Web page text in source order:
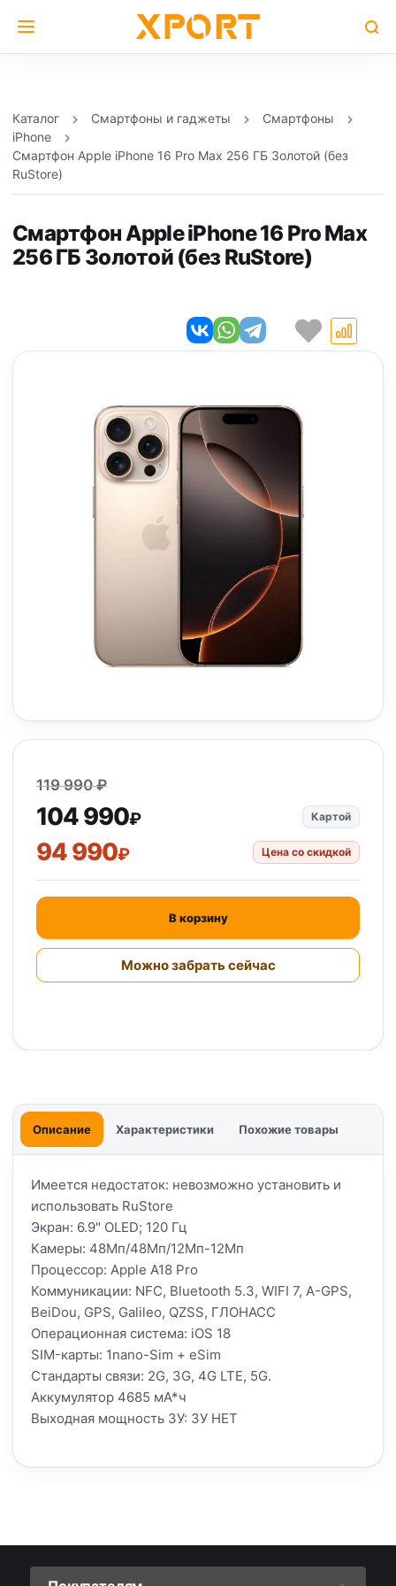
Каталог Смартфоны и гаджеты
Смартфоны
iPhone
Смартфон Apple iPhone 16 Pro Max 256 ГБ Золотой (без
RuStore)
Смартфон Apple iPhone 16 Pro Max
256 ГБ Золотой (без RuStore)
119 990 ₽
104 990₽ Картой
94 990₽ Цена со скидкой
В корзину
Можно забрать сейчас
Описание Характеристики Похожие товары
Имеется недостаток: невозможно установить и
использовать RuStore
Экран: 6.9" OLED; 120 Гц
Камеры: 48Мп/48Мп/12Мп-12Мп
Процессор: Apple A18 Pro
Коммуникации: NFC, Bluetooth 5.3, WIFI 7, A-GPS,
BeiDou, GPS, Galileo, QZSS, ГЛОНАСС
Операционная система: iOS 18
SIM-карты: 1nano-Sim + eSim
Стандарты связи: 2G, 3G, 4G LTE, 5G.
Аккумулятор 4685 мА*ч
Выходная мощность ЗУ: ЗУ НЕТ